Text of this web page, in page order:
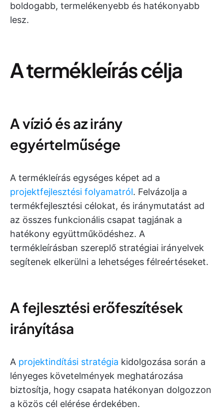
boldogabb, termelékenyebb és hatékonyabb
lesz.
A termékleírás célja
A vízió és az irány
egyértelműsége
A termékleírás egységes képet ad a
projektfejlesztési folyamatról. Felvázolja a
termékfejlesztési célokat, és iránymutatást ad
az összes funkcionális csapat tagjának a
hatékony együttműködéshez. A
termékleírásban szereplő stratégiai irányelvek
segítenek elkerülni a lehetséges félreértéseket.
A fejlesztési erőfeszítések
irányítása
A projektindítási stratégia kidolgozása során a
lényeges követelmények meghatározása
biztosítja, hogy csapata hatékonyan dolgozzon
a közös cél elérése érdekében.